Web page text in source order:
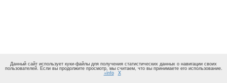
Данный сайт использует куки-файлы для получения статистических данных о навигации своих
пользователей. Если вы продолжите просмотр, мы считаем, что вы принимаете его использование.
+info X